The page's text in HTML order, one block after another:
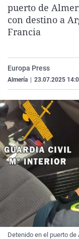
puerto de
con destino a
Francia
Europa Press
Almería 23.07.2025
Detenido en el puerto